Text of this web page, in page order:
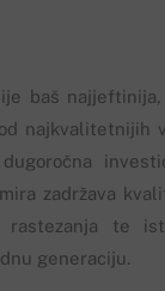
baš
najkvalitetnijih
zadržava
rastezanja te
generaciju.